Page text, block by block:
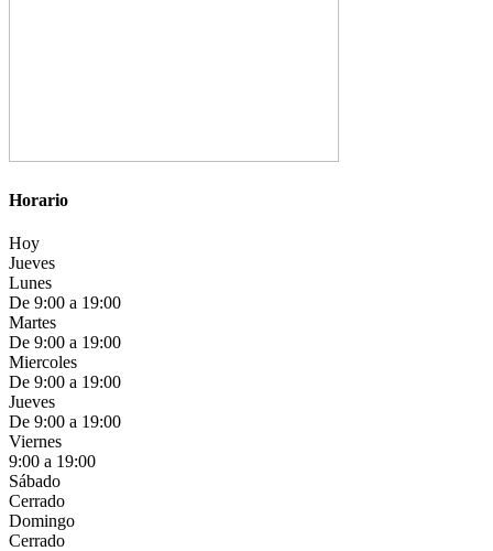
Horario
Hoy
Jueves
Lunes
De 9:00 a 19:00
Martes
De 9:00 a 19:00
Miercoles
De 9:00 a 19:00
Jueves
De 9:00 a 19:00
Viernes
9:00 a 19:00
Sábado
Cerrado
Domingo
Cerrado